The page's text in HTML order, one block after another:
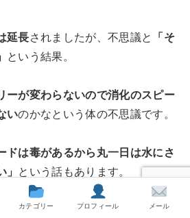
延長されましたが、不思議と 「そ
という結果。
ーが変わらないので消化のスピー
いのかなという体の不思議です。
ドは毒があるから丸一日は水にさ
という話もあります。
やり方が良いのかなという結論で
カテゴリー プロフィール メール